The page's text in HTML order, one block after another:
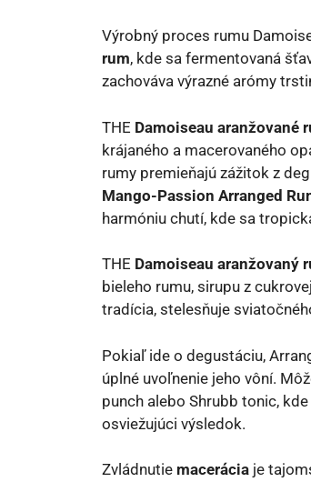
Výrobný proces rumu
rum, kde sa fermentovaná
zachováva výrazné arómy
THE Damoiseau aranžované
krájaného a macerovaného
rumy premieňajú zážitok z
Mango-Passion Arranged
harmóniu chutí, kde sa
THE Damoiseau aranžovaný
bieleho rumu, sirupu z
tradícia, stelesňuje
Pokiaľ ide o degustáciu,
úplné uvoľnenie jeho vôní.
punch alebo Shrubb tonic,
osviežujúci výsledok.
Zvládnutie macerácia je